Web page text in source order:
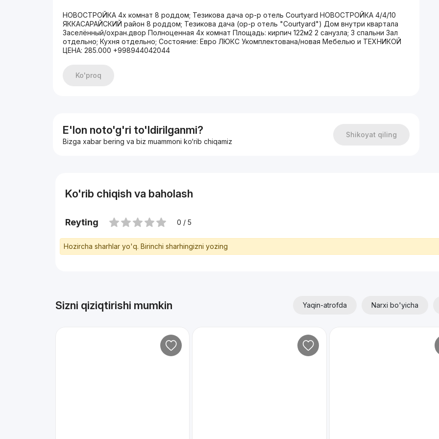
НОВОСТРОЙКА 4х комнат 8 роддом; Тезикова дача ор-р отель Courtyard НОВОСТРОЙКА 4/4/10
ЯККАСАРАЙСКИЙ район 8 роддом; Тезикова дача (ор-р отель "Courtyard") Дом внутри квартала
Заселённый/охран.двор Полноценная 4х комнат Площадь: кирпич 122м2 2 санузла; 3 спальни Зал
отдельно; Кухня отдельно; Состояние: Евро ЛЮКС Укомплектована/новая Мебелью и ТЕХНИКОЙ
ЦЕНА: 285.000 +998944042044
Ko'proq
E'lon noto'g'ri to'ldirilganmi?
Bizga xabar bering va biz muammoni ko‘rib chiqamiz
Shikoyat qiling
Ko'rib chiqish va baholash
Reyting 0 / 5
Hozircha sharhlar yo'q. Birinchi sharhingizni yozing
Sizni qiziqtirishi mumkin Yaqin-atrofda Narxi bo'yicha